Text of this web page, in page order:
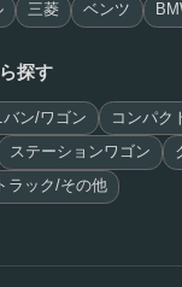
三菱 ベンツ
探す
バン/ワゴン コンパク
ステーションワゴン
ラック/その他